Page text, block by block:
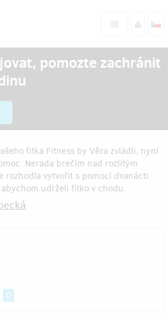
pomozte zachránit
fitka Fitness by Věra zvládli, nyní
Nerada brečím nad rozlitým
rozhodla vytvořit s pomocí dvanácti
udrželi fitko v chodu.
0